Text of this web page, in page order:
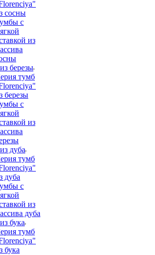
сосны
с
из
березы
тумб
березы
с
из
дуба
тумб
дуба
с
из
дуба
бука
тумб
бука